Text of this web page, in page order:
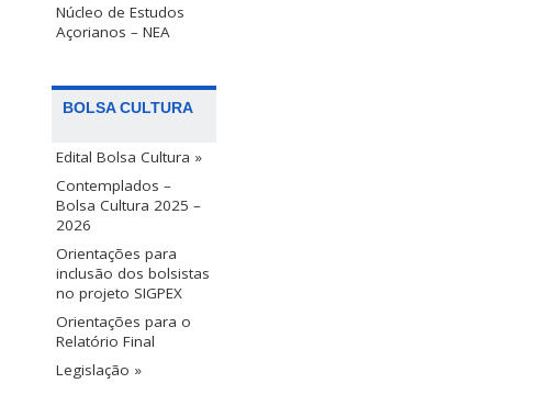
Núcleo de Estudos
Açorianos – NEA
BOLSA CULTURA
Edital Bolsa Cultura »
Contemplados –
Bolsa Cultura 2025 –
2026
Orientações para
inclusão dos bolsistas
no projeto SIGPEX
Orientações para o
Relatório Final
Legislação »